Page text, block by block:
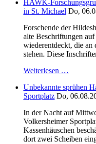
HAWK-
in St. Michael Do,
Forschende der
alte Beschriftungen
wiederentdeckt, die an
stehen. Diese
Weiterlesen …
Unbekannte sprühen
Sportplatz Do,
In der Nacht auf
Volkersheimer
Kassenhäuschen
dort zwei Scheiben